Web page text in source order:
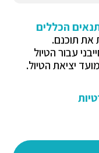
הכללים
את תוכנם.
עבור הטיול
יציאת הטיול.